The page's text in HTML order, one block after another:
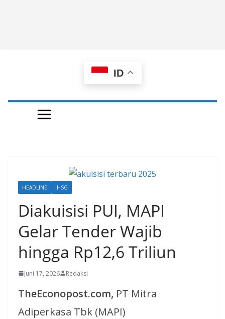
ID
HEADLINE IHSG
Diakuisisi PUI, MAPI
Gelar Tender Wajib
hingga Rp12,6 Triliun
Juni 17, 2026 Redaksi
TheEconopost.com, PT Mitra
Adiperkasa Tbk (MAPI)